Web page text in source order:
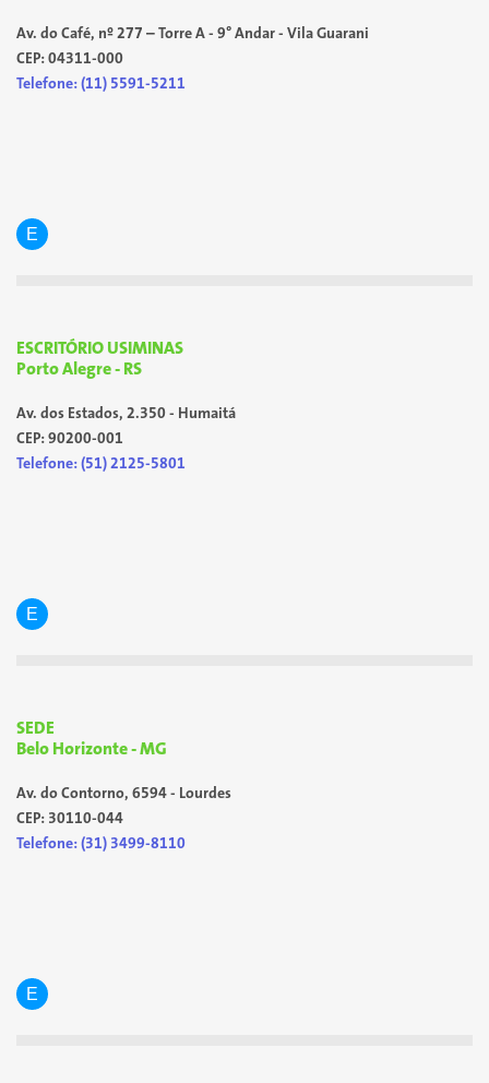
Av. do Café, nº 277 – Torre A - 9° Andar - Vila Guarani
CEP: 04311-000
Telefone: (11) 5591-5211
E
ESCRITÓRIO USIMINAS
Porto Alegre - RS
Av. dos Estados, 2.350 - Humaitá
CEP: 90200-001
Telefone: (51) 2125-5801
E
SEDE
Belo Horizonte - MG
Av. do Contorno, 6594 - Lourdes
CEP: 30110-044
Telefone: (31) 3499-8110
E